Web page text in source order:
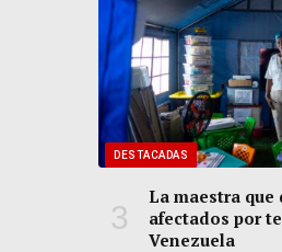
DESTACADAS
La maestra que
afectados por
Venezuela